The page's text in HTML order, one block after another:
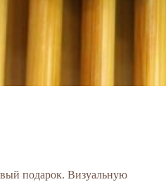
подарок. Визуальную